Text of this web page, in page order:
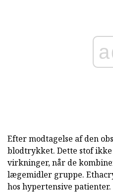
Efter modtagelse af den
blodtrykket. Dette stof
virkninger, når de
lægemidler gruppe.
hos hypertensive patienter.